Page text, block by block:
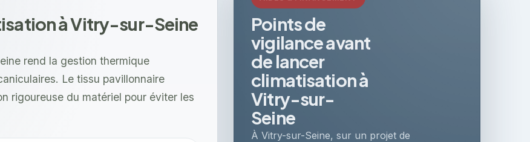
Points de
vigilance avant
de lancer
climatisation à
Vitry-sur-
Seine
À Vitry-sur-Seine, sur un projet de
à Vitry-sur-Seine
rend la gestion thermique
Le tissu pavillonnaire
rigoureuse du matériel pour éviter les